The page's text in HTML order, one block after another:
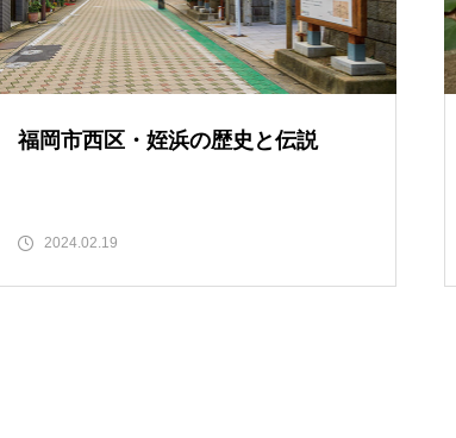
福岡市西区・姪浜の歴史と伝説
2024.02.19